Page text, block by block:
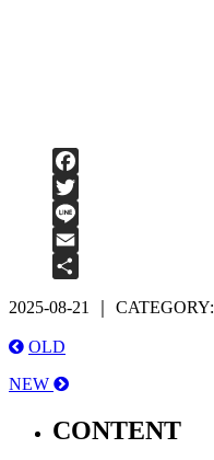
Facebook
Twitter
Line
Email
有
2025-08-21 ｜ CATEGORY:
OLD
NEW
CONTENT